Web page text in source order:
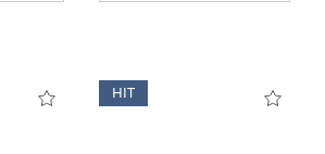
HIT